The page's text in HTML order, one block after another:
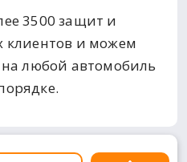
3500 защит и
клиентов и можем
на любой автомобиль